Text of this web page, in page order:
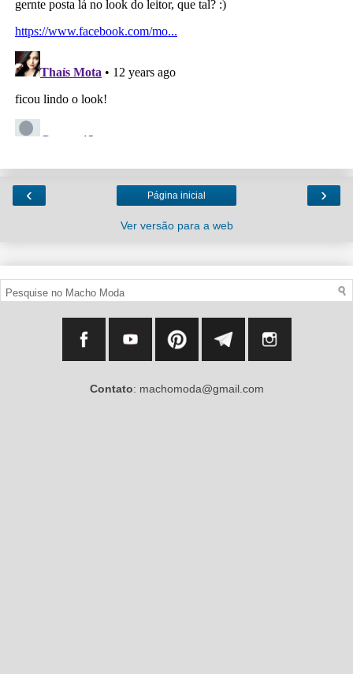
‹ ›
Página inicial
Ver versão para a web
Contato: machomoda@gmail.com